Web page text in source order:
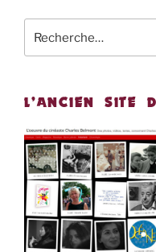
pour
L’ANCIEN SITE